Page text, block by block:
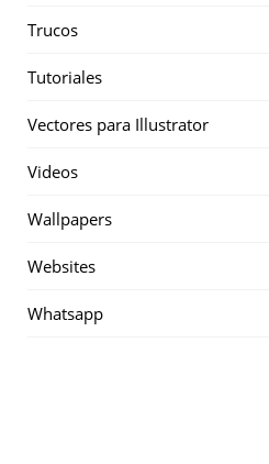
Trucos
Tutoriales
Vectores para Illustrator
Videos
Wallpapers
Websites
Whatsapp